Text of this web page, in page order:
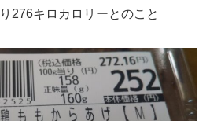
276キロカロリーとのこと